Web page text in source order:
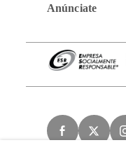
Anúnciate